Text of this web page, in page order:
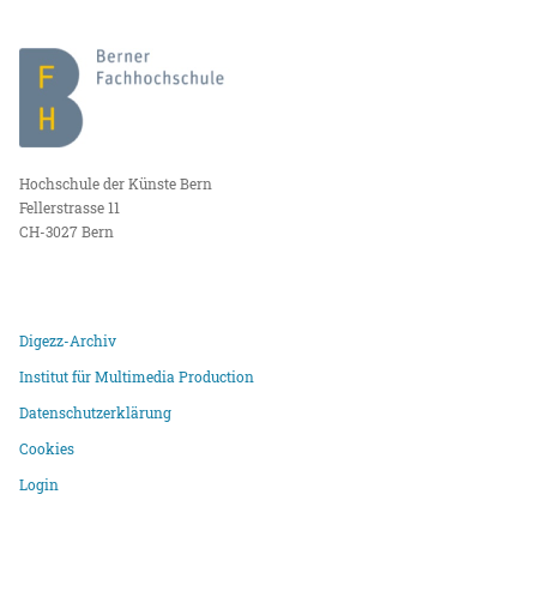
Hochschule der Künste Bern
Fellerstrasse 11
CH-3027 Bern
Digezz-Archiv
Institut für Multimedia Production
Datenschutzerklärung
Cookies
Login